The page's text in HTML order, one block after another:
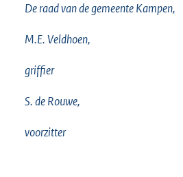
De raad van de gemeente Kampen,
M.E. Veldhoen,
griffier
S. de Rouwe,
voorzitter